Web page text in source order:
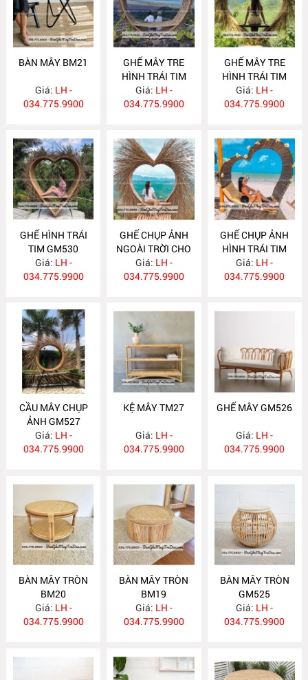
BÀN MÂY BM21
Giá: LH -
034.775.9900
GHẾ MÂY TRE
HÌNH TRÁI TIM
GM532
Giá: LH -
034.775.9900
GHẾ MÂY TRE
HÌNH TRÁI TIM
GM531
Giá: LH -
034.775.9900
GHẾ HÌNH TRÁI
TIM GM530
Giá: LH -
034.775.9900
GHẾ CHỤP ẢNH
NGOÀI TRỜI CHO
RESOT GM529
Giá: LH -
034.775.9900
GHẾ CHỤP ẢNH
HÌNH TRÁI TIM
GM528
Giá: LH -
034.775.9900
CẦU MÂY CHỤP
ẢNH GM527
Giá: LH -
034.775.9900
KỆ MÂY TM27
Giá: LH -
034.775.9900
GHẾ MÂY GM526
Giá: LH -
034.775.9900
BÀN MÂY TRÒN
BM20
Giá: LH -
034.775.9900
BÀN MÂY TRÒN
BM19
Giá: LH -
034.775.9900
BÀN MÂY TRÒN
GM525
Giá: LH -
034.775.9900